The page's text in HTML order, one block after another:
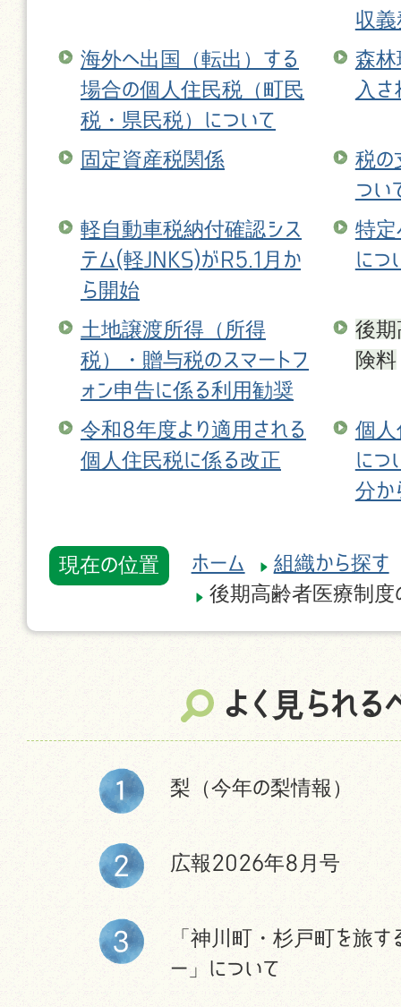
収義
海外へ出国（転出）する
場合の個人住民税（町民
税・県民税）について
森林
入さ
固定資産税関係
税の
つい
軽自動車税納付確認シス
テム(軽JNKS)がR5.1月か
ら開始
特定
につ
土地譲渡所得（所得
税）・贈与税のスマートフ
ォン申告に係る利用勧奨
後期
険料
令和8年度より適用される
個人住民税に係る改正
個人
につ
分か
現在の位置 ホーム
組織から探す
後期高齢者医療制度
よく見られる
梨（今年の梨情報）
広報2026年8月号
「神川町・杉戸町を旅す
ー」について